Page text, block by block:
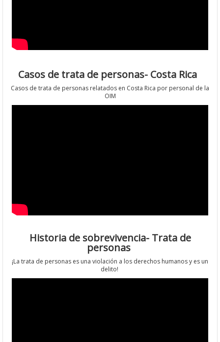
Casos de trata de personas- Costa Rica
Casos de trata de personas relatados en Costa Rica por personal de la
OIM
Historia de sobrevivencia- Trata de
personas
¡La trata de personas es una violación a los derechos humanos y es un
delito!